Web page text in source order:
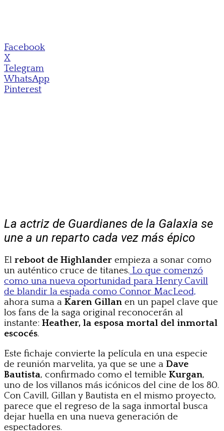
Facebook
X
Telegram
WhatsApp
Pinterest
La actriz de Guardianes de la Galaxia se
une a un reparto cada vez más épico
El reboot de Highlander empieza a sonar como
un auténtico cruce de titanes. Lo que comenzó
como una nueva oportunidad para Henry Cavill
de blandir la espada como Connor MacLeod,
ahora suma a Karen Gillan en un papel clave que
los fans de la saga original reconocerán al
instante: Heather, la esposa mortal del inmortal
escocés.
Este fichaje convierte la película en una especie
de reunión marvelita, ya que se une a Dave
Bautista, confirmado como el temible Kurgan,
uno de los villanos más icónicos del cine de los 80.
Con Cavill, Gillan y Bautista en el mismo proyecto,
parece que el regreso de la saga inmortal busca
dejar huella en una nueva generación de
espectadores.